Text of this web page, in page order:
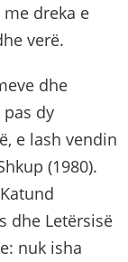
me dreka e
verë.
dhe
dy
e lash vendin
(1980).
dhe Letërsisë
nuk isha